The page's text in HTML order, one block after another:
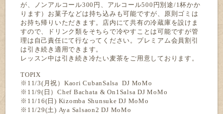
が、ノンアルコール300円、アルコール500円別途/1杯かか
ります）お菓子などは持ち込みも可能ですが、原則ゴミは
お持ち帰りいただきます。店内にて共有の冷蔵庫を設けま
すので、ドリンク類をそちらで冷やすことは可能ですが管
理は自己責任にて行なってください。プレミアム会員割引
は引き続き適用できます。
レッスン中は引き続き冷たい麦茶をご用意しております。
TOPIX
※11/3(月祝）Kaori CubanSalsa DJ MoMo
※11/9(日）Chef Bachata & On1Salsa DJ MoMo
※11/16(日) Kizomba Shunsuke DJ MoMo
※11/29(土) Aya Salsaon2 DJ MoMo